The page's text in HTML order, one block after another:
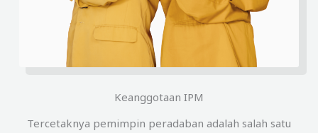
Keanggotaan IPM
Tercetaknya pemimpin peradaban adalah salah satu